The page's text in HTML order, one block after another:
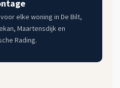
elke woning in De Bilt,
Maartensdijk en
Rading.